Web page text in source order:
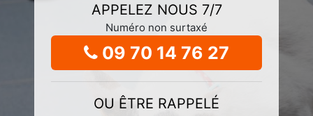
APPELEZ NOUS 7/7
Numéro non surtaxé
09 70 14 76 27
OU ÊTRE RAPPELÉ